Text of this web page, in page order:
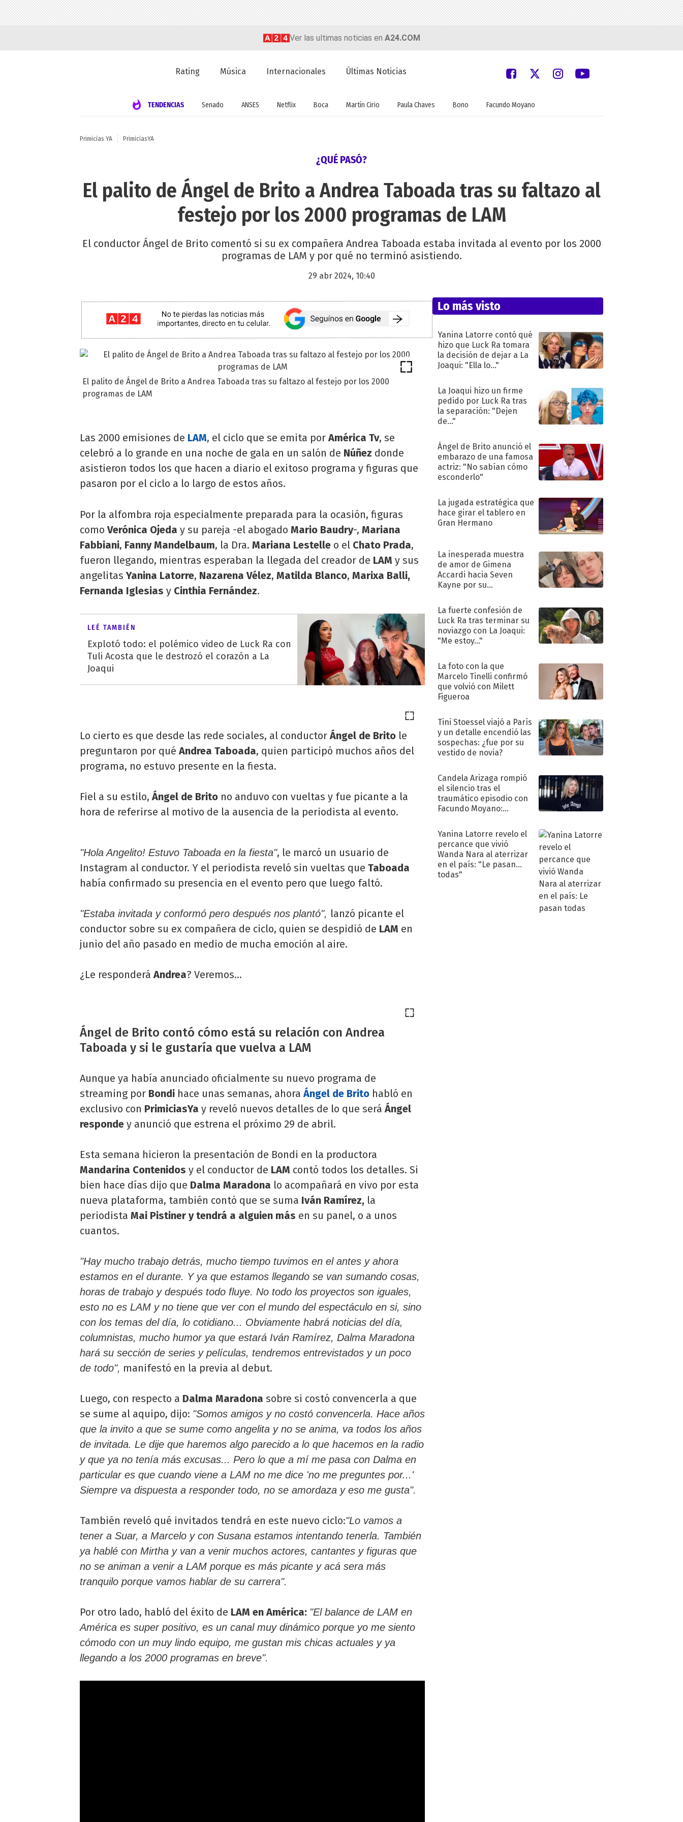
Ver las ultimas noticias en A24.COM
Rating Música Internacionales Últimas Noticias
TENDENCIAS Senado ANSES Netflix Boca Martín Cirio Paula Chaves Bono Facundo Moyano
Primicias YA PrimiciasYA
¿QUÉ PASÓ?
El palito de Ángel de Brito a Andrea Taboada tras su faltazo al
festejo por los 2000 programas de LAM
El conductor Ángel de Brito comentó si su ex compañera Andrea Taboada estaba invitada al evento por los 2000
programas de LAM y por qué no terminó asistiendo.
29 abr 2024, 10:40
El palito de Ángel de Brito a Andrea Taboada tras su faltazo al festejo por los 2000
programas de LAM
Las 2000 emisiones de LAM, el ciclo que se emita porAmérica Tv, se
celebró a lo grande en una noche de gala en un salón de Núñez donde
asistieron todos los que hacen a diario el exitoso programa y figuras que
pasaron por el ciclo a lo largo de estos años.
Por la alfombra roja especialmente preparada para la ocasión, figuras
como Verónica Ojeda y su pareja -el abogado Mario Baudry-, Mariana
Fabbiani, Fanny Mandelbaum, la Dra. Mariana Lestelle o el Chato Prada,
fueron llegando, mientras esperaban la llegada del creador de LAM y sus
angelitasYanina Latorre, Nazarena Vélez, Matilda Blanco, Marixa Balli,
Fernanda Iglesias y Cinthia Fernández.
LEÉ TAMBIÉN
Explotó todo: el polémico video de Luck Ra con
Tuli Acosta que le destrozó el corazón a La
Joaqui
Lo cierto es que desde las rede sociales, al conductorÁngel de Brito le
preguntaron por quéAndrea Taboada, quien participó muchos años del
programa, no estuvo presente en la fiesta.
Fiel a su estilo,Ángel de Brito no anduvo con vueltas y fue picante a la
hora de referirse al motivo de la ausencia de la periodista al evento.
"Hola Angelito! Estuvo Taboada en la fiesta", le marcó un usuario de
Instagram al conductor. Y el periodista reveló sin vueltas que Taboada
había confirmado su presencia en el evento pero que luego faltó.
"Estaba invitada y conformó pero después nos plantó", lanzó picante el
conductor sobre su ex compañera de ciclo, quien se despidió de LAM en
junio del año pasado en medio de mucha emoción al aire.
¿Le responderáAndrea? Veremos...
Ángel de Brito contó cómo está su relación con Andrea
Taboada y si le gustaría que vuelva a LAM
Aunque ya había anunciado oficialmente su nuevo programa de
streaming por Bondi hace unas semanas, ahoraÁngel de Brito habló en
exclusivo con PrimiciasYa y reveló nuevos detalles de lo que seráÁngel
responde y anunció que estrena el próximo 29 de abril.
Esta semana hicieron la presentación de Bondi en la productora
Mandarina Contenidos y el conductor de LAM contó todos los detalles. Si
bien hace días dijo que Dalma Maradona lo acompañará en vivo por esta
nueva plataforma, también contó que se suma Iván Ramírez, la
periodista Mai Pistiner y tendrá a alguien más en su panel, o a unos
cuantos.
"Hay mucho trabajo detrás, mucho tiempo tuvimos en el antes y ahora
estamos en el durante. Y ya que estamos llegando se van sumando cosas,
horas de trabajo y después todo fluye. No todo los proyectos son iguales,
esto no es LAM y no tiene que ver con el mundo del espectáculo en si, sino
con los temas del día, lo cotidiano... Obviamente habrá noticias del día,
columnistas, mucho humor ya que estará Iván Ramírez, Dalma Maradona
hará su sección de series y películas, tendremos entrevistados y un poco
de todo", manifestó en la previa al debut.
Luego, con respecto a Dalma Maradona sobre si costó convencerla a que
se sume al aquipo, dijo: "Somos amigos y no costó convencerla. Hace años
que la invito a que se sume como angelita y no se anima, va todos los años
de invitada. Le dije que haremos algo parecido a lo que hacemos en la radio
y que ya no tenía más excusas... Pero lo que a mí me pasa con Dalma en
particular es que cuando viene a LAM no me dice 'no me preguntes por...'
Siempre va dispuesta a responder todo, no se amordaza y eso me gusta".
También reveló qué invitados tendrá en este nuevo ciclo:"Lo vamos a
tener a Suar, a Marcelo y con Susana estamos intentando tenerla. También
ya hablé con Mirtha y van a venir muchos actores, cantantes y figuras que
no se animan a venir a LAM porque es más picante y acá sera más
tranquilo porque vamos hablar de su carrera".
Por otro lado, habló del éxito de LAM en América: "El balance de LAM en
América es super positivo, es un canal muy dinámico porque yo me siento
cómodo con un muy lindo equipo, me gustan mis chicas actuales y ya
llegando a los 2000 programas en breve".
Lo más visto
Yanina Latorre contó qué
hizo que Luck Ra tomara
la decisión de dejar a La
Joaqui: "Ella lo..."
La Joaqui hizo un firme
pedido por Luck Ra tras
la separación: "Dejen
de..."
Ángel de Brito anunció el
embarazo de una famosa
actriz: "No sabían cómo
esconderlo"
La jugada estratégica que
hace girar el tablero en
Gran Hermano
La inesperada muestra
de amor de Gimena
Accardi hacia Seven
Kayne por su
La fuerte confesión de
Luck Ra tras terminar su
noviazgo con La Joaqui:
"Me estoy..."
La foto con la que
Marcelo Tinelli confirmó
que volvió con Milett
Figueroa
Tini Stoessel viajó a París
y un detalle encendió las
sospechas: ¿fue por su
vestido de novia?
Candela Arizaga rompió
el silencio tras el
traumático episodio con
Facundo Moyano:
Yanina Latorre revelo el
percance que vivió
Wanda Nara al aterrizar
en el país: "Le pasan
todas"